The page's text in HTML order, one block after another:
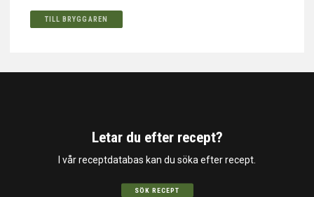
TILL BRYGGAREN
Letar du efter recept?
I vår receptdatabas kan du söka efter recept.
SÖK RECEPT